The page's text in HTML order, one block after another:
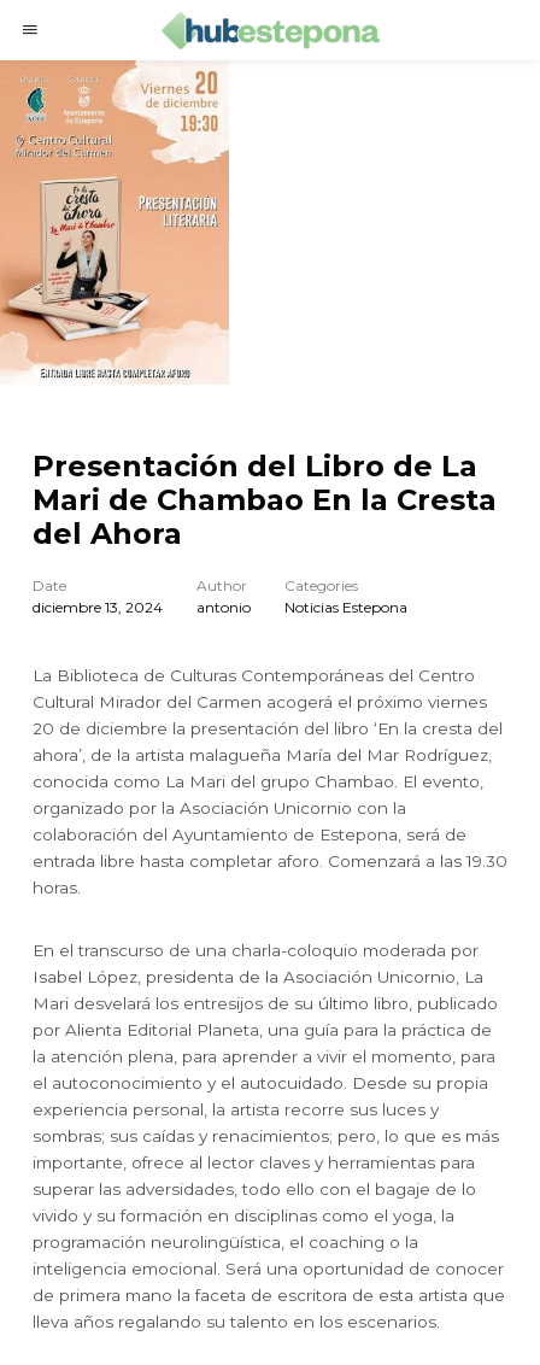
Presentación del Libro de La
Mari de Chambao En la Cresta
del Ahora
Date
diciembre 13, 2024
Author
antonio
Categories
Noticias Estepona
La Biblioteca de Culturas Contemporáneas del Centro
Cultural Mirador del Carmen acogerá el próximo viernes
20 de diciembre la presentación del libro ‘En la cresta del
ahora’, de la artista malagueña María del Mar Rodríguez,
conocida como La Mari del grupo Chambao. El evento,
organizado por la Asociación Unicornio con la
colaboración del Ayuntamiento de Estepona, será de
entrada libre hasta completar aforo. Comenzará a las 19.30
horas.
En el transcurso de una charla-coloquio moderada por
Isabel López, presidenta de la Asociación Unicornio, La
Mari desvelará los entresijos de su último libro, publicado
por Alienta Editorial Planeta, una guía para la práctica de
la atención plena, para aprender a vivir el momento, para
el autoconocimiento y el autocuidado. Desde su propia
experiencia personal, la artista recorre sus luces y
sombras; sus caídas y renacimientos; pero, lo que es más
importante, ofrece al lector claves y herramientas para
superar las adversidades, todo ello con el bagaje de lo
vivido y su formación en disciplinas como el yoga, la
programación neurolingüística, el coaching o la
inteligencia emocional. Será una oportunidad de conocer
de primera mano la faceta de escritora de esta artista que
lleva años regalando su talento en los escenarios.